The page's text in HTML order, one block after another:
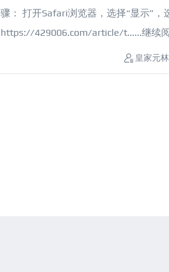
： 打开Safari浏览器，选择“显示”
https://429006.com/article/t......继续
皇家元林